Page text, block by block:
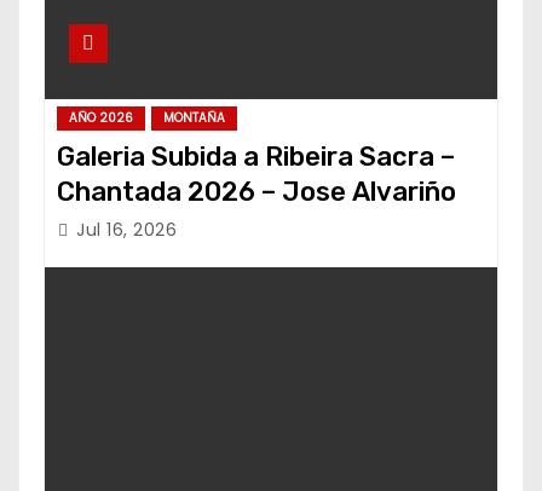
AÑO 2026 MONTAÑA
Galeria Subida a Ribeira Sacra –
Chantada 2026 – Jose Alvariño
Jul 16, 2026